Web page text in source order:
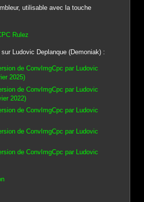
utilisable avec la touche
Rulez
Ludovic Deplanque (Demoniak) :
de ConvImgCpc par Ludovic
2025)
de ConvImgCpc par Ludovic
2022)
de ConvImgCpc par Ludovic
de ConvImgCpc par Ludovic
de ConvImgCpc par Ludovic